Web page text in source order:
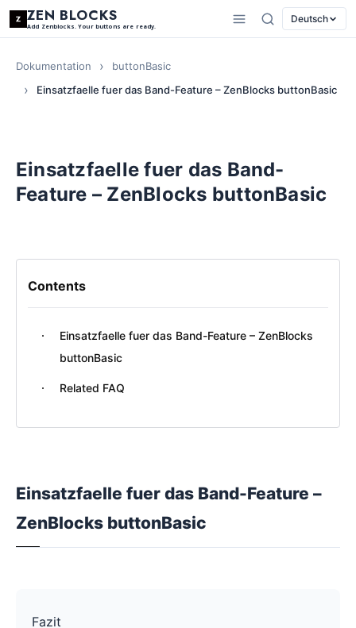
ZEN BLOCKS
Add Zenblocks. Your buttons are ready.
Deutsch
Dokumentation
buttonBasic
Einsatzfaelle fuer das Band-Feature – ZenBlocks buttonBasic
Einsatzfaelle fuer das Band-
Feature – ZenBlocks buttonBasic
Contents
Einsatzfaelle fuer das Band-Feature – ZenBlocks
buttonBasic
Related FAQ
Einsatzfaelle fuer das Band-Feature –
ZenBlocks buttonBasic
Fazit